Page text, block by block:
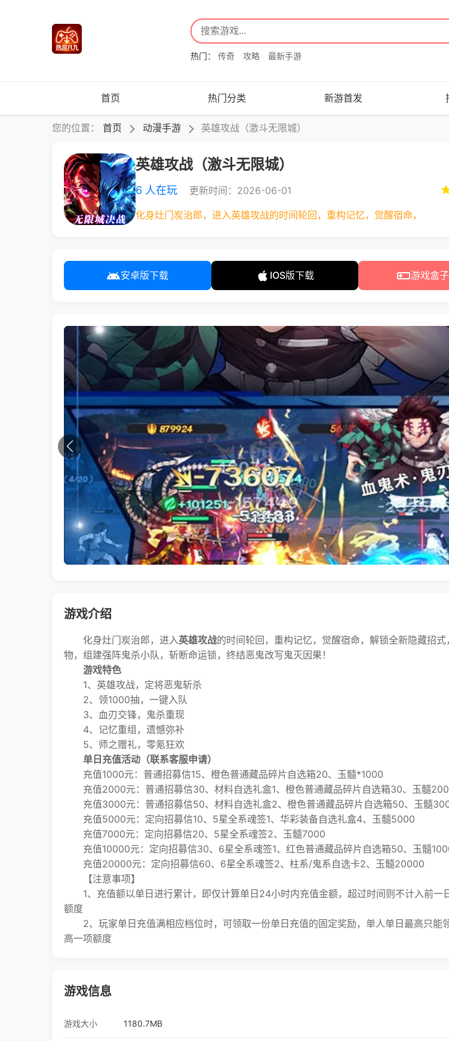
热门： 传奇 攻略 最新手游
首页 热门分类 新游首发
您的位置： 首页 动漫手游 英雄攻战（激斗无限城）
英雄攻战（激斗无限城）
6 人在玩 更新时间：2026-06-01
化身灶门炭治郎，进入英雄攻战的时间轮回，重构记忆，觉醒宿命，
安卓版下载 IOS版下载 游戏盒
游戏介绍
化身灶门炭治郎，进入英雄攻战的时间轮回，重构记忆，觉醒宿命，解锁全新隐藏招
物，组建强阵鬼杀小队，斩断命运锁，终结恶鬼改写鬼灭因果！
游戏特色
1、英雄攻战，定将恶鬼斩杀
2、领1000抽，一键入队
3、血刃交锋，鬼杀重现
4、记忆重组，遗憾弥补
5、师之赠礼，零氪狂欢
单日充值活动（联系客服申请）
充值1000元：普通招募信15、橙色普通藏品碎片自选箱20、玉髓*1000
充值2000元：普通招募信30、材料自选礼盒1、橙色普通藏品碎片自选箱30、玉髓
充值3000元：普通招募信50、材料自选礼盒2、橙色普通藏品碎片自选箱50、玉髓
充值5000元：定向招募信10、5星全系魂签1、华彩装备自选礼盒4、玉髓5000
充值7000元：定向招募信20、5星全系魂签2、玉髓7000
充值10000元：定向招募信30、6星全系魂签1、红色普通藏品碎片自选箱50、玉髓
充值20000元：定向招募信60、6星全系魂签2、柱系/鬼系自选卡2、玉髓20000
【注意事项】
1、充值额以单日进行累计，即仅计算单日24小时内充值金额，超过时间则不计入前一
额度
2、玩家单日充值满相应档位时，可领取一份单日充值的固定奖励，单人单日最高只能
高一项额度
游戏信息
游戏大小 1180.7MB